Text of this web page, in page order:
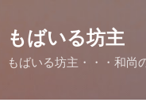
もばいる坊主
もばいる坊主・・・和尚